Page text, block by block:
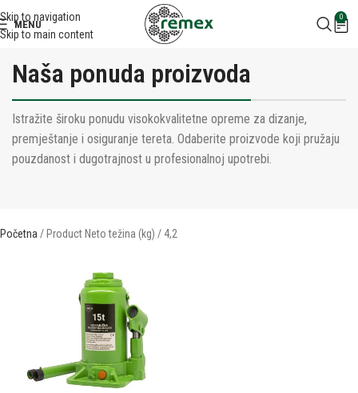
Skip to navigation
Skip to main content
MENU
0
Naša ponuda proizvoda
Istražite široku ponudu visokokvalitetne opreme za dizanje,
premještanje i osiguranje tereta. Odaberite proizvode koji pružaju
pouzdanost i dugotrajnost u profesionalnoj upotrebi.
Početna Product Neto težina (kg) 4,2